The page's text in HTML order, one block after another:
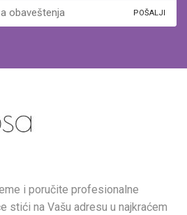
i poručite profesionalne
stići na Vašu adresu u najkraćem